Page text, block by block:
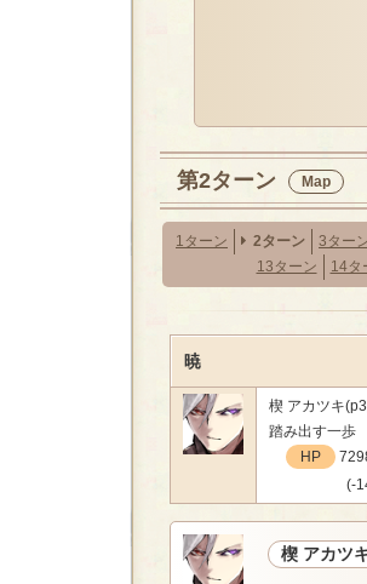
第2ターン Map
1ターン 2ターン 3ター
13ターン
14タ
暁
楔 アカツキ
踏み出す一歩
HP
(-
楔 アカツ